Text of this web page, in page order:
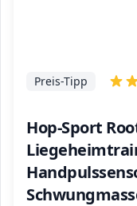
Hop-Sport
Preis-Tipp